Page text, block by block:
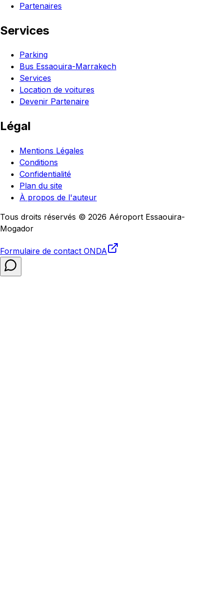
Partenaires
Services
Parking
Bus Essaouira-Marrakech
Services
Location de voitures
Devenir Partenaire
Légal
Mentions Légales
Conditions
Confidentialité
Plan du site
À propos de l'auteur
Tous droits réservés © 2026 Aéroport Essaouira-
Mogador
Formulaire de contact ONDA